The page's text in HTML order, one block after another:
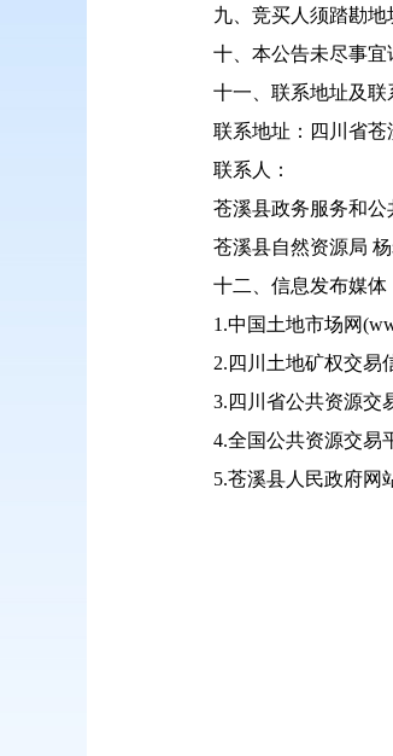
九、竞买人须踏勘地
十、本公告未尽事宜
十一、联系地址及联
联系地址：四川省苍
联系人：
苍溪县政务服务和公
苍溪县自然资源局 杨
十二、信息发布媒体
1.中国土地市场网
2.四川土地矿权交易
3.四川省公共资源交
4.全国公共资源交易
5.苍溪县人民政府网